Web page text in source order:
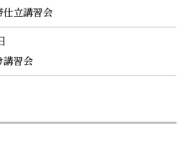
仕立講習会
講習会